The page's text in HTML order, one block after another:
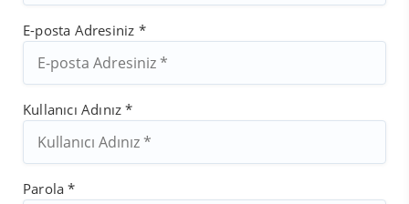
E-posta Adresiniz *
Kullanıcı Adınız *
Parola *